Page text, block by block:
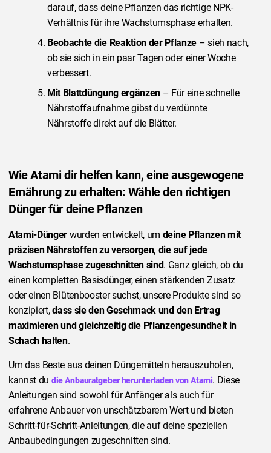
darauf, dass deine Pflanzen das richtige NPK-
Verhältnis für ihre Wachstumsphase erhalten.
Beobachte die Reaktion der Pflanze – sieh nach,
ob sie sich in ein paar Tagen oder einer Woche
verbessert.
Mit Blattdüngung ergänzen – Für eine schnelle
Nährstoffaufnahme gibst du verdünnte
Nährstoffe direkt auf die Blätter.
Wie Atami dir helfen kann, eine ausgewogene
Ernährung zu erhalten: Wähle den richtigen
Dünger für deine Pflanzen
Atami-Dünger wurden entwickelt, um deine Pflanzen mit
präzisen Nährstoffen zu versorgen, die auf jede
Wachstumsphase zugeschnitten sind. Ganz gleich, ob du
einen kompletten Basisdünger, einen stärkenden Zusatz
oder einen Blütenbooster suchst, unsere Produkte sind so
konzipiert,dass sie den Geschmack und den Ertrag
maximieren und gleichzeitig die Pflanzengesundheit in
Schach halten.
Um das Beste aus deinen Düngemitteln herauszuholen,
kannst du die Anbauratgeber herunterladen von Atami. Diese
Anleitungen sind sowohl für Anfänger als auch für
erfahrene Anbauer von unschätzbarem Wert und bieten
Schritt-für-Schritt-Anleitungen, die auf deine speziellen
Anbaubedingungen zugeschnitten sind.